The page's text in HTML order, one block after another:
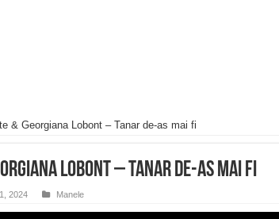
& Georgiana Lobont – Tanar de-as mai fi
Lobont – Tanar de-as mai fi
2024 Manele